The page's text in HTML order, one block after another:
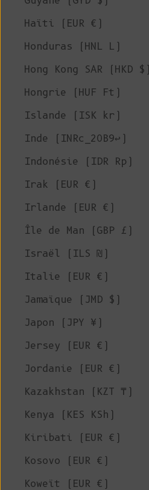
Haïti (EUR €)
Honduras (HNL L)
Hong Kong SAR (HKD $)
Hongrie (HUF Ft)
Islande (ISK kr)
Inde (INRc_20B9↩)
Indonésie (IDR Rp)
Irak (EUR €)
Irlande (EUR €)
Île de Man (GBP £)
Israël (ILS ₪)
Italie (EUR €)
Jamaïque (JMD $)
Japon (JPY ¥)
Jersey (EUR €)
Jordanie (EUR €)
Kazakhstan (KZT ₸)
Kenya (KES KSh)
Kiribati (EUR €)
Kosovo (EUR €)
Koweït (EUR €)